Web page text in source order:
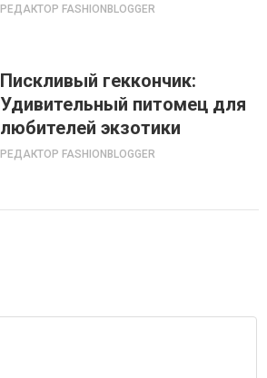
РЕДАКТОР FASHIONBLOGGER
Пискливый геккончик:
Удивительный питомец для
любителей экзотики
РЕДАКТОР FASHIONBLOGGER